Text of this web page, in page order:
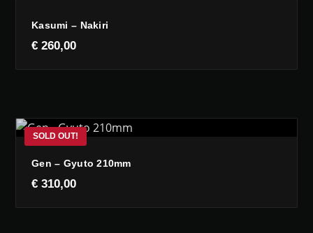
Kasumi – Nakiri
€ 260,00
Gen – Gyuto 210mm
€ 310,00